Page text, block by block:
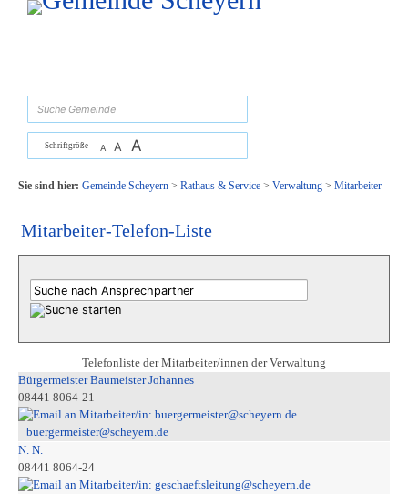
Zum Inhalt, zur Navigationoder zur Startseite springen.
Schriftgröße A A A
Sie sind hier: Gemeinde Scheyern> Rathaus & Service> Verwaltung> Mitarbeiter
Mitarbeiter-Telefon-Liste
Telefonliste der Mitarbeiter/innen der Verwaltung
Bürgermeister Baumeister Johannes
08441 8064-21
buergermeister@scheyern.de
N. N.
08441 8064-24